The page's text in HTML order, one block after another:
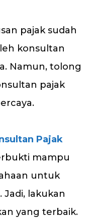
pajak sudah
konsultan
Namun, tolong
pajak
Pajak
mampu
untuk
lakukan
yang terbaik.